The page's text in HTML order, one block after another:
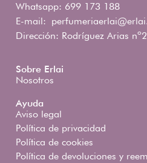
Whatsapp: 699 173 188
E-mail:
Dirección: Rodríguez Arias
Sobre Erlai
Nosotros
Ayuda
Aviso legal
Política de privacidad
Política de cookies
Política de devoluciones y